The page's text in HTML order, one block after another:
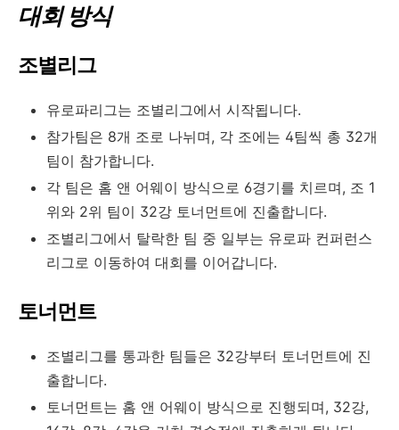
대회 방식
조별리그
유로파리그는 조별리그에서 시작됩니다.
참가팀은 8개 조로 나뉘며, 각 조에는 4팀씩 총 32개
팀이 참가합니다.
각 팀은 홈 앤 어웨이 방식으로 6경기를 치르며, 조 1
위와 2위 팀이 32강 토너먼트에 진출합니다.
조별리그에서 탈락한 팀 중 일부는 유로파 컨퍼런스
리그로 이동하여 대회를 이어갑니다.
토너먼트
조별리그를 통과한 팀들은 32강부터 토너먼트에 진
출합니다.
토너먼트는 홈 앤 어웨이 방식으로 진행되며, 32강,